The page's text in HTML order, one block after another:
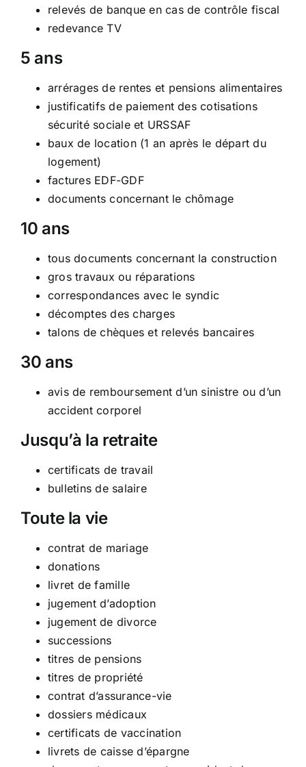
relevés de banque en cas de contrôle fiscal
redevance TV
5 ans
arrérages de rentes et pensions alimentaires
justificatifs de paiement des cotisations
sécurité sociale et URSSAF
baux de location (1 an après le départ du
logement)
factures EDF-GDF
documents concernant le chômage
10 ans
tous documents concernant la construction
gros travaux ou réparations
correspondances avec le syndic
décomptes des charges
talons de chèques et relevés bancaires
30 ans
avis de remboursement d’un sinistre ou d’un
accident corporel
Jusqu’à la retraite
certificats de travail
bulletins de salaire
Toute la vie
contrat de mariage
donations
livret de famille
jugement d’adoption
jugement de divorce
successions
titres de pensions
titres de propriété
contrat d’assurance-vie
dossiers médicaux
certificats de vaccination
livrets de caisse d’épargne
Menu restauration scolaire
Relais Petite Enfance
CCAS
Maison Ages & Vie
Services médicaux
Présence verte
Agenda
La ludothèque
Transports en commun
Plan de la commune
Maison France Services
Actes de l’Etat-Civil
Conservation des documents
Urbanisme
Collecte des déchets
Déchetterie
Nouveaux rochois
Horaires utiles
Liens utiles
La mairie
Présentation & historique
Jumelage Santa Brigida
Les maires de la commune
Petites histoires de Roche
Arrêtés et réglements rochois
Bulletin municipal